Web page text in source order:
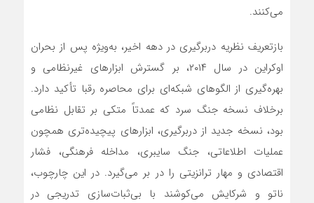
می‌کنند.
بازتعریف نظریه دربرگیری در دهه اخیر، به‌ویژه پس از بحران
اوکراین در سال ۲۰۱۴، بر گسترش ابزارهای غیرنظامی و
بهره‌گیری از الگوهای شبکه‌ای برای محاصره رقبا تأکید دارد.
برخلاف نسخه جنگ سرد که عمدتاً متکی بر تقابل نظامی
بود، نسخه جدید از دربرگیری، ابزارهای پیچیده‌تری همچون
عملیات اطلاعاتی، جنگ سایبری، مداخله فرهنگی، فشار
اقتصادی و مهار ترانزیتی را در بر می‌گیرد. در این چارچوب،
ناتو و شرکایش می‌کوشند با بی‌ثبات‌سازی تدریجی در